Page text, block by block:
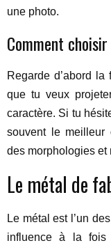
une photo.
Comment
Regarde d’abord
que tu veux
caractère. Si tu
souvent le meilleur
des morphologies et
Le métal de
Le métal est l’un
influence à la